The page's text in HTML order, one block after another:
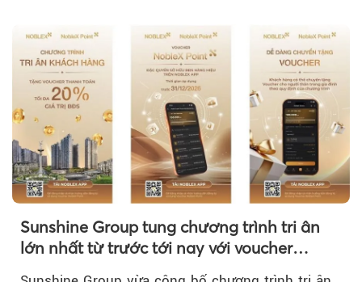
Sunshine Group tung chương trình tri ân
lớn nhất từ trước tới nay với voucher
NobleX Point cho khách hàng thân thiết